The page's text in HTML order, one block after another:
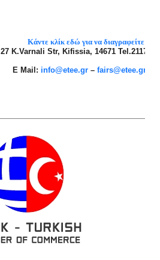
Κάντε κλίκ εδώ για να διαγραφείτε
27 K.Varnali Str, Kifissia, 14671
E Mail: info@etee.gr – fairs@etee.gr